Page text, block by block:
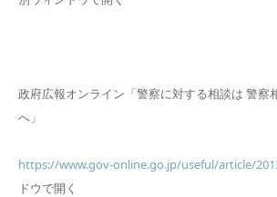
政府広報オンライン「警察に対する相談は 警察
へ」
https://www.gov-online.go.jp/useful/article/
ドウで開く